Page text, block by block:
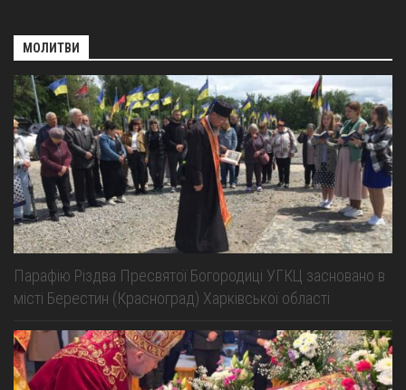
МОЛИТВИ
Парафію Різдва Пресвятої Богородиці УГКЦ засновано в
місті Берестин (Красноград) Харківської області